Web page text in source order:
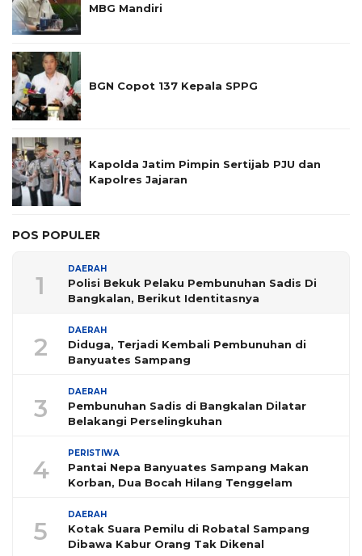
MBG Mandiri
BGN Copot 137 Kepala SPPG
Kapolda Jatim Pimpin Sertijab PJU dan
Kapolres Jajaran
POS POPULER
1
DAERAH
Polisi Bekuk Pelaku Pembunuhan Sadis Di
Bangkalan, Berikut Identitasnya
2
DAERAH
Diduga, Terjadi Kembali Pembunuhan di
Banyuates Sampang
3
DAERAH
Pembunuhan Sadis di Bangkalan Dilatar
Belakangi Perselingkuhan
4
PERISTIWA
Pantai Nepa Banyuates Sampang Makan
Korban, Dua Bocah Hilang Tenggelam
5
DAERAH
Kotak Suara Pemilu di Robatal Sampang
Dibawa Kabur Orang Tak Dikenal